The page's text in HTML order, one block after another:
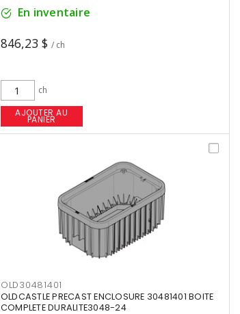
En inventaire
846,23 $ / ch
ch
AJOUTER AU
PANIER
OLD30481401
OLDCASTLE PRECAST ENCLOSURE 30481401 BOITE
COMPLETE DURALITE3048-24